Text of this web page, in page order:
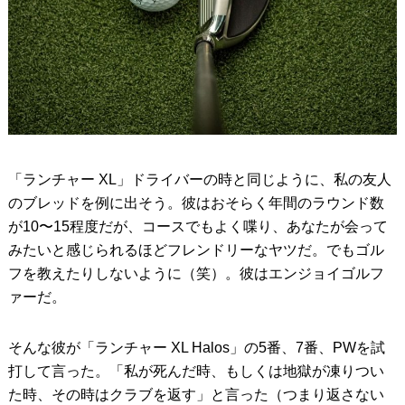
「ランチャー XL」ドライバーの時と同じように、私の友人
のブレッドを例に出そう。彼はおそらく年間のラウンド数
が10〜15程度だが、コースでもよく喋り、あなたが会って
みたいと感じられるほどフレンドリーなヤツだ。でもゴル
フを教えたりしないように（笑）。彼はエンジョイゴルフ
ァーだ。
そんな彼が「ランチャー XL Halos」の5番、7番、PWを試
打して言った。「私が死んだ時、もしくは地獄が凍りつい
た時、その時はクラブを返す」と言った（つまり返さない